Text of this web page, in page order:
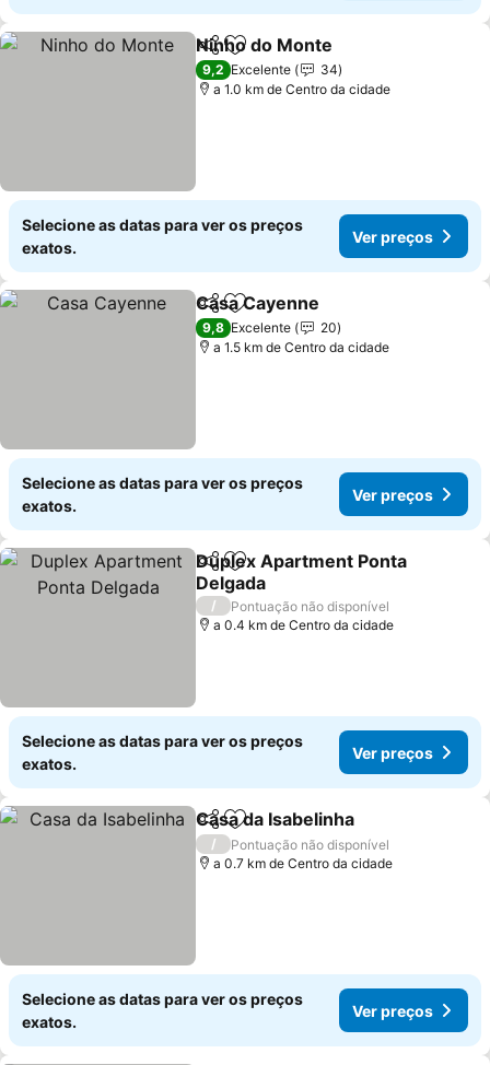
PartilharAdicionar aos favoritos
Ninho do Monte
9,2 Excelente
34
a 1.0 km de Centro da cidade
Selecione as datas para ver os preços
exatos.
Ver preços
PartilharAdicionar aos favoritos
Casa Cayenne
9,8 Excelente
20
a 1.5 km de Centro da cidade
Selecione as datas para ver os preços
exatos.
Ver preços
PartilharAdicionar aos favoritos
Duplex Apartment Ponta
Delgada
/
Pontuação não disponível
a 0.4 km de Centro da cidade
Selecione as datas para ver os preços
exatos.
Ver preços
PartilharAdicionar aos favoritos
Casa da Isabelinha
/
Pontuação não disponível
a 0.7 km de Centro da cidade
Selecione as datas para ver os preços
exatos.
Ver preços